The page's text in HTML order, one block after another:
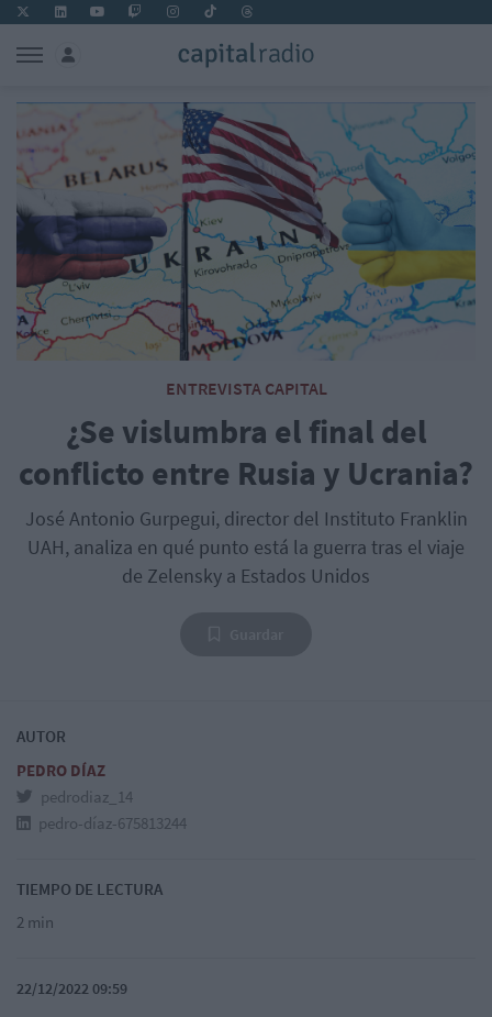
ENTREVISTA CAPITAL
¿Se vislumbra el final del
conflicto entre Rusia y Ucrania?
José Antonio Gurpegui, director del Instituto Franklin
UAH, analiza en qué punto está la guerra tras el viaje
de Zelensky a Estados Unidos
AUTOR
PEDRO DÍAZ
pedrodiaz_14
pedro-díaz-675813244
TIEMPO DE LECTURA
2 min
22/12/2022 09:59